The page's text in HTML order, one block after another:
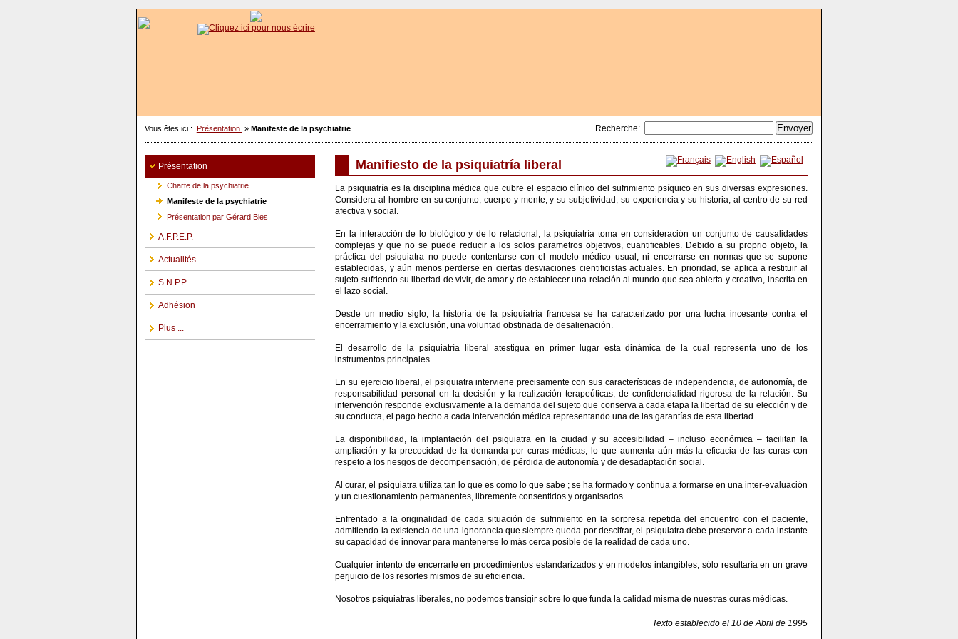
Recherche:
Vous êtes ici : Présentation » Manifeste de la psychiatrie
Présentation
Charte de la psychiatrie
Manifeste de la psychiatrie
Présentation par Gérard Bles
A.F.P.E.P.
Actualités
S.N.P.P.
Adhésion
Plus ...
Manifiesto de la psiquiatría liberal
La psiquiatría es la disciplina médica que cubre el espacio clínico del sufrimiento psíquico en sus diversas expresiones.
Considera al hombre en su conjunto, cuerpo y mente, y su subjetividad, su experiencia y su historia, al centro de su red
afectiva y social.
En la interacción de lo biológico y de lo relacional, la psiquiatría toma en consideración un conjunto de causalidades
complejas y que no se puede reducir a los solos parametros objetivos, cuantificables. Debido a su proprio objeto, la
práctica del psiquiatra no puede contentarse con el modelo médico usual, ni encerrarse en normas que se supone
establecidas, y aún menos perderse en ciertas desviaciones cientificistas actuales. En prioridad, se aplica a restituir al
sujeto sufriendo su libertad de vivir, de amar y de establecer una relación al mundo que sea abierta y creativa, inscrita en
el lazo social.
Desde un medio siglo, la historia de la psiquiatría francesa se ha caracterizado por una lucha incesante contra el
encerramiento y la exclusión, una voluntad obstinada de desalienación.
El desarrollo de la psiquiatría liberal atestigua en primer lugar esta dinámica de la cual representa uno de los
instrumentos principales.
En su ejercicio liberal, el psiquiatra interviene precisamente con sus características de independencia, de autonomía, de
responsabilidad personal en la decisión y la realización terapeúticas, de confidencialidad rigorosa de la relación. Su
intervención responde exclusivamente a la demanda del sujeto que conserva a cada etapa la libertad de su elección y de
su conducta, el pago hecho a cada intervención médica representando una de las garantías de esta libertad.
La disponibilidad, la implantación del psiquiatra en la ciudad y su accesibilidad – incluso económica – facilitan la
ampliación y la precocidad de la demanda por curas médicas, lo que aumenta aún más la eficacia de las curas con
respeto a los riesgos de decompensación, de pérdida de autonomía y de desadaptación social.
Al curar, el psiquiatra utiliza tan lo que es como lo que sabe ; se ha formado y continua a formarse en una inter-evaluación
y un cuestionamiento permanentes, libremente consentidos y organisados.
Enfrentado a la originalidad de cada situación de sufrimiento en la sorpresa repetida del encuentro con el paciente,
admitiendo la existencia de una ignorancia que siempre queda por descifrar, el psiquiatra debe preservar a cada instante
su capacidad de innovar para mantenerse lo más cerca posible de la realidad de cada uno.
Cualquier intento de encerrarle en procedimientos estandarizados y en modelos intangibles, sólo resultaría en un grave
perjuicio de los resortes mismos de su eficiencia.
Nosotros psiquiatras liberales, no podemos transigir sobre lo que funda la calidad misma de nuestras curas médicas.
Texto establecido el 10 de Abril de 1995